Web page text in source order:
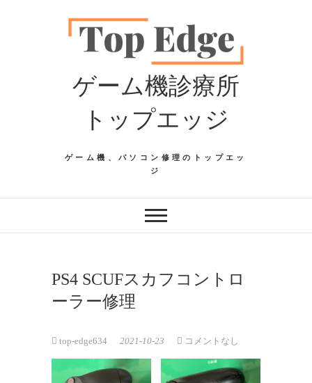
ゲーム機診療所
トップエッジ
ゲーム機、パソコン修理のトップエッ
ジ
PS4 SCUFスカフコントロ
ーラー修理
top-edge634 2021-10-23 コメントなし